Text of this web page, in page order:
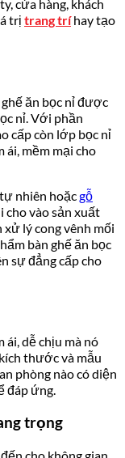
cửa hàng, khách
trị trang tríhay tạo
ăn bọc nỉ được
nỉ. Với phần
cấp còn lớp bọc nỉ
ái, mềm mại cho
nhiên hoặcgỗ
cho vào sản xuất
lý cong vênh mối
bàn ghế ăn bọc
sự đẳng cấp cho
ái, dễ chịu mà nó
thước và mẫu
phòng nào có diện
đáp ứng.
trọng
cho không gian